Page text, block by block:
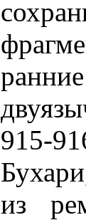
915-
из